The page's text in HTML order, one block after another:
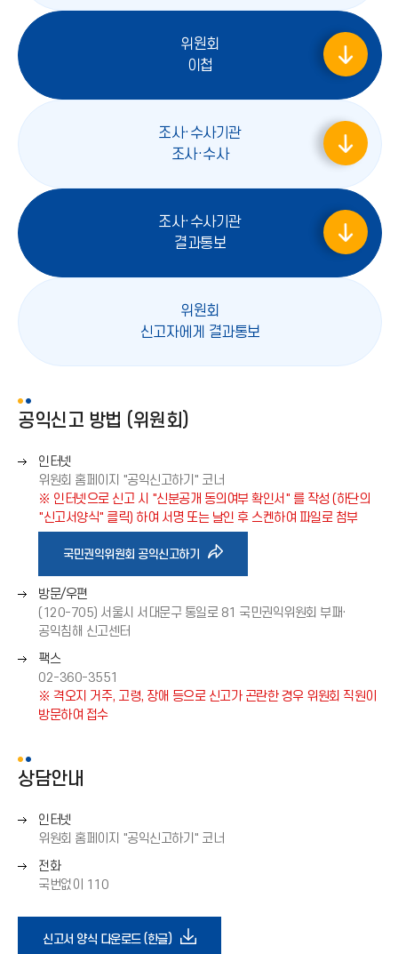
화
살
위원회
이첩
오
화
살
조사·수사기관
조사·수사
오
화
살
조사·수사기관
결과통보
오
화
살
위원회
신고자에게 결과통보
오
공익신고 방법 (위원회)
오
른
쪽
화
살
(
→
)
인터넷
위원회 홈페이지 "공익신고하기" 코너
※ 인터넷으로 신고 시 "신분공개 동의여부 확인서" 를 작성 (하단의
"신고서양식" 클릭) 하여 서명 또는 날인 후 스켄하여 파일로 첨부
국민권익위원회 공익신고하기 바
기
오
른
쪽
화
살
표
(
→
방문/우편
(120-705) 서울시 서대문구 통일로 81 국민권익위원회 부패·
공익침해 신고센터
오
른
쪽
화
(
→
팩스
02-360-3551
※ 격오지 거주, 고령, 장애 등으로 신고가 곤란한 경우 위원회 직원이
방문하여 접수
상담안내
오
른
쪽
화
살
인터넷
위원회 홈페이지 "공익신고하기" 코너
오
른
화
살
전화
국번없이 110
신고서 양식 다운로드 (한글)다